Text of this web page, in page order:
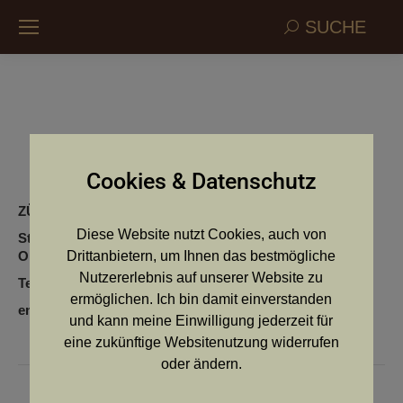
Search:SUCHE
ZÜCHTER:
Straße:
Hauptstrasse 29
Ort:
3143 Pyhra
Telefon:
0664 4121025
email:
Cookies & Datenschutz
Diese Website nutzt Cookies, auch von
Drittanbietern, um Ihnen das bestmögliche
Nutzererlebnis auf unserer Website zu
ermöglichen. Ich bin damit einverstanden
und kann meine Einwilligung jederzeit für
eine zukünftige Websitenutzung widerrufen
oder ändern.